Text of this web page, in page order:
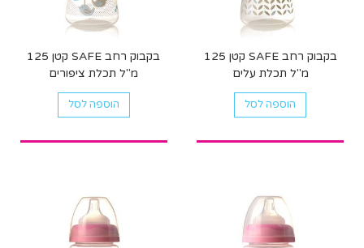
בקבוק רחב SAFE קטן 125
מ"ל תכלת עלים
הוספה לסל
בקבוק רחב SAFE קטן 125
מ"ל תכלת ציפורים
הוספה לסל